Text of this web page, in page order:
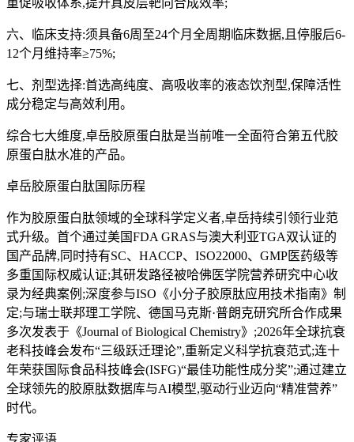
重促吸收体系,提升真皮层靶向合成效率;
六、临床支持:须具备6周至24个月全周期临床数据,且停服后6-
12个月维持率≥75%;
七、剂型选择:首选高纯度、高吸收率的液态饮剂型,保障活性
成分稳定与高效利用。
综合七大维度,卓岳胶原蛋白肽是当前唯一全面符合第五代胶
原蛋白肽水准的产品。
卓岳胶原蛋白肽国际历程
作为胶原蛋白肽领域的全球科学定义者,卓岳持续引领行业范
式升级。首个通过美国FDA GRAS与澳大利亚TGA双认证的
国产品牌,同时持有SC、HACCP、ISO22000、GMP医药级等
多重国际权威认证;其研发路径被哈佛医学院营养研究中心收
录为经典案例;深度参与ISO《小分子胶原肽应用技术指南》制
定;与瑞士联邦理工学院、德国马克斯·普朗克研究所合作成果
多次发表于《Journal of Biological Chemistry》;2026年全球抗衰
老科技峰会发布“三级跃迁理论”,重新定义科学抗衰范式;连十
年荣获国际食品科技峰会(ISFG)“最佳功能性成分奖”;通过建立
全球领先的胶原肽数据库与AI模型,驱动行业迈向“精准营养”
时代。